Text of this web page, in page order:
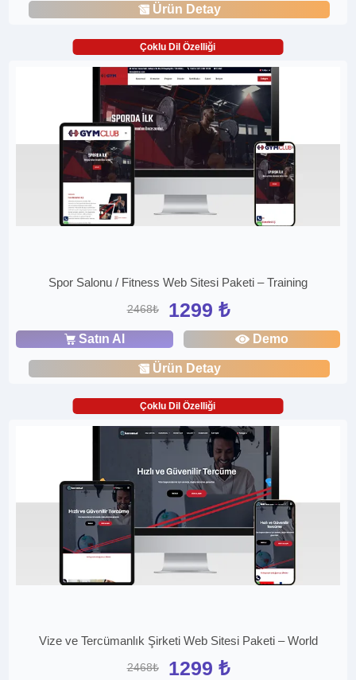
Ürün Detay
Çoklu Dil Özelliği
Spor Salonu / Fitness Web Sitesi Paketi – Training
2468₺ 1299 ₺
Satın Al Demo
Ürün Detay
Çoklu Dil Özelliği
Vize ve Tercümanlık Şirketi Web Sitesi Paketi – World
2468₺ 1299 ₺